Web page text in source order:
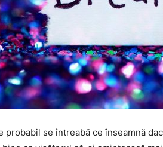
probabil se întreabă ce înseamnă